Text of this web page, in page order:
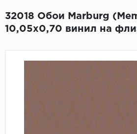
Флоковые обои
Обои панно
32018 Обои Marburg
10,05x0,70 винил на